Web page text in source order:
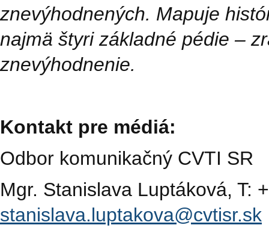
znevýhodnených. Mapuje
najmä štyri základné pédie –
znevýhodnenie.
Kontakt pre médiá:
Odbor komunikačný CVTI SR
Mgr. Stanislava Luptáková, T:
stanislava.luptakova@cvtisr.sk